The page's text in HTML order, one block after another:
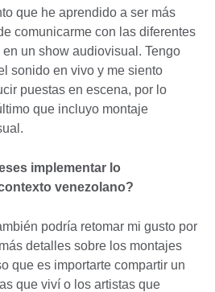
que he aprendido a ser más
comunicarme con las diferentes
un show audiovisual. Tengo
sonido en vivo y me siento
puestas en escena, por lo
que incluyo montaje
implementar lo
venezolano?
podría retomar mi gusto por
detalles sobre los montajes
que es importarte compartir un
que viví o los artistas que